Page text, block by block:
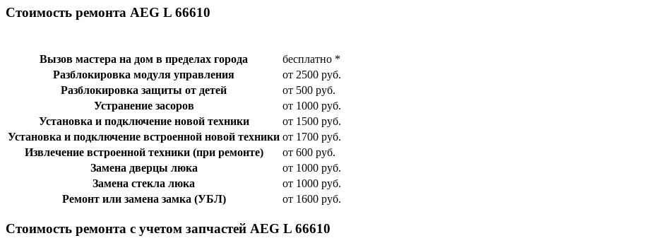
Стоимость ремонта AEG L 66610
Вызов мастера на дом в пределах города
бесплатно *
Разблокировка модуля управления
от 2500 руб.
Разблокировка защиты от детей
от 500 руб.
Устранение засоров
от 1000 руб.
Установка и подключение новой техники
от 1500 руб.
Установка и подключение встроенной новой техники от 1700 руб.
Извлечение встроенной техники (при ремонте)
от 600 руб.
Замена дверцы люка
от 1000 руб.
Замена стекла люка
от 1000 руб.
Ремонт или замена замка (УБЛ)
от 1600 руб.
Стоимость ремонта с учетом запчастей AEG L 66610